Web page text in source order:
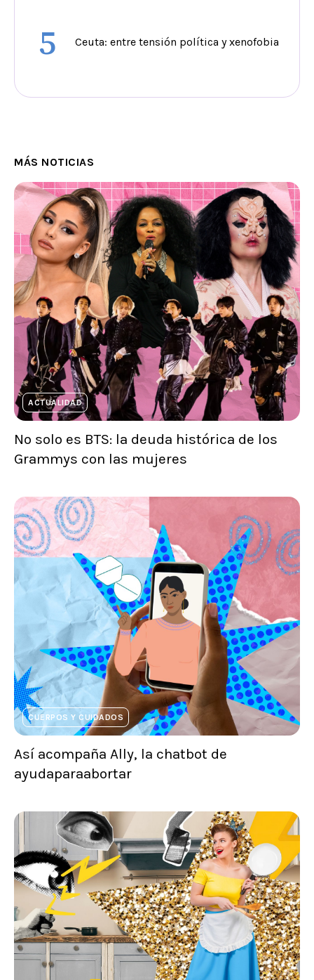
5 Ceuta: entre tensión política y xenofobia
MÁS NOTICIAS
ACTUALIDAD
No solo es BTS: la deuda histórica de los
Grammys con las mujeres
CUERPOS Y CUIDADOS
Así acompaña Ally, la chatbot de
ayudaparaabortar